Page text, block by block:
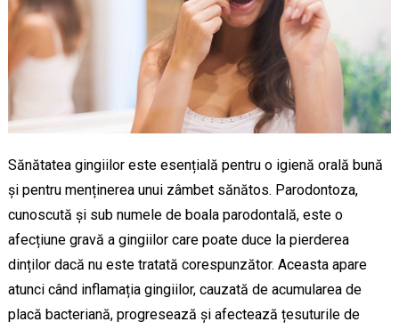
Sănătatea gingiilor este esențială pentru o igienă orală bună
și pentru menținerea unui zâmbet sănătos. Parodontoza,
cunoscută și sub numele de boala parodontală, este o
afecțiune gravă a gingiilor care poate duce la pierderea
dinților dacă nu este tratată corespunzător. Aceasta apare
atunci când inflamația gingiilor, cauzată de acumularea de
placă bacteriană, progresează și afectează țesuturile de